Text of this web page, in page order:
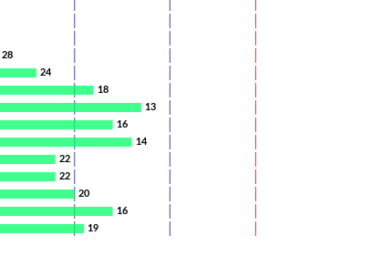
28
24
18
13
16
14
22
22
20
16
19